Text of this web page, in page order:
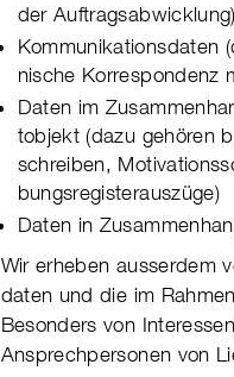
der Auf­trags­ab­wick­lung)
Kommunikationsdaten
nische Kor­res­pon­denz
Daten im
tob­jekt (dazu gehören
schreiben,
bungs­register­aus­züge)
Daten in
Wir erheben ausserdem
daten und die im
Besonders von
Ansprechpersonen von